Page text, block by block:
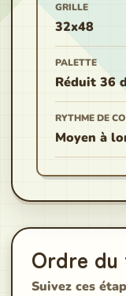
GRILLE
32x48
PALETTE
Réduit 36
RYTHME DE
Moyen à
Ordre du
Suivez ces